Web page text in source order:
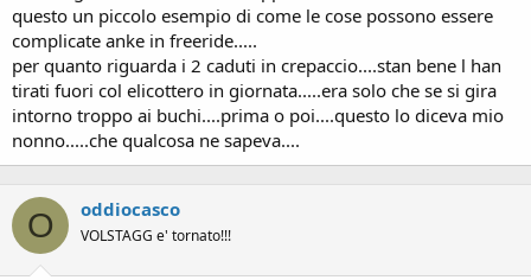
questo un piccolo esempio di come le cose possono essere
complicate anke in freeride.....
per quanto riguarda i 2 caduti in crepaccio....stan bene l han
tirati fuori col elicottero in giornata.....era solo che se si gira
intorno troppo ai buchi....prima o poi....questo lo diceva mio
nonno.....che qualcosa ne sapeva....
O oddiocasco
VOLSTAGG e' tornato!!!